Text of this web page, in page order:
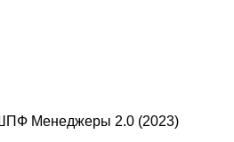
Менеджеры 2.0 (2023)